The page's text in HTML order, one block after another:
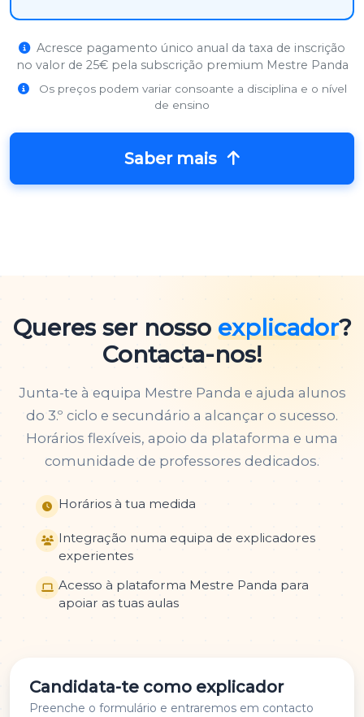
Acresce pagamento único anual da taxa de inscrição
no valor de 25€ pela subscrição premium Mestre Panda
Os preços podem variar consoante a disciplina e o nível
de ensino
Saber mais
Queres ser nosso explicador?
Contacta-nos!
Junta-te à equipa Mestre Panda e ajuda alunos
do 3.º ciclo e secundário a alcançar o sucesso.
Horários flexíveis, apoio da plataforma e uma
comunidade de professores dedicados.
Horários à tua medida
Integração numa equipa de explicadores
experientes
Acesso à plataforma Mestre Panda para
apoiar as tuas aulas
Candidata-te como explicador
Preenche o formulário e entraremos em contacto